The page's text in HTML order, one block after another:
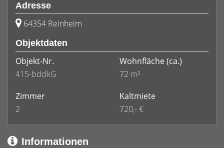
Adresse
64354 Reinheim
Objektdaten
Objekt-Nr.
415-bddkG
Wohnfläche (ca.)
72 m²
Zimmer
2
Kaltmiete
720,- €
Informationen